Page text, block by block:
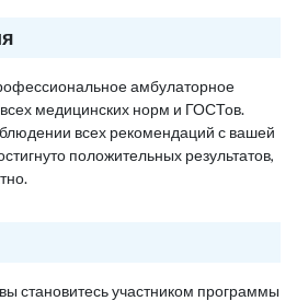
амбулаторное
медицинских норм и ГОСТов.
всех рекомендаций с вашей
положительных результатов,
становитесь участником программы